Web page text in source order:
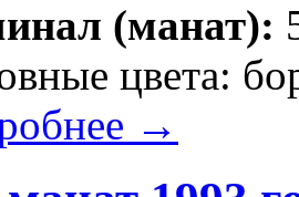
(манат):
цвета:
→